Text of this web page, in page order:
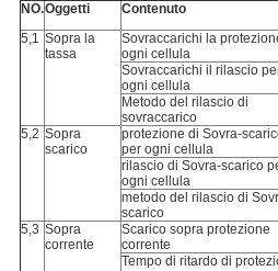
NO.Oggetti Contenuto
5,1 Sopra la
tassa
Sovraccarichi la
ogni cellula
Sovraccarichi il rilascio
ogni cellula
Metodo del rilascio di
sovraccarico
5,2 Sopra
scarico
protezione di Sovra-
per ogni cellula
rilascio di Sovra-scarico
ogni cellula
metodo del rilascio di
scarico
5,3 Sopra
corrente
Scarico sopra protezione
corrente
Tempo di ritardo di